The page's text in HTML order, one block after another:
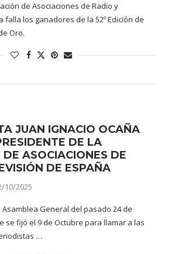
de Asociaciones de Radio y
falla los ganadores de la 52º Edición de
Oro.
JUAN IGNACIO OCAÑA
DE LA
DE ASOCIACIONES DE
DE ESPAÑA
10/2025
General del pasado 24 de
se fijó el 9 de Octubre para llamar a las
…